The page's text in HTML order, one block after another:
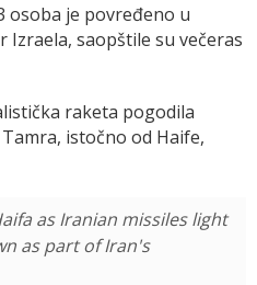
osoba je povređeno u
Izraela, saopštile su večeras
raketa pogodila
istočno od Haife,
as Iranian missiles light
as part of Iran's